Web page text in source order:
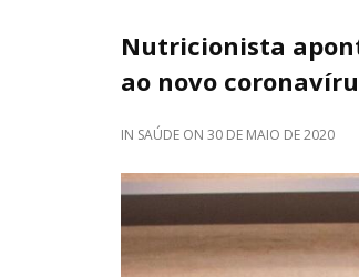
Nutricionista
ao novo
IN SAÚDE ON 30 DE MAIO DE 2020